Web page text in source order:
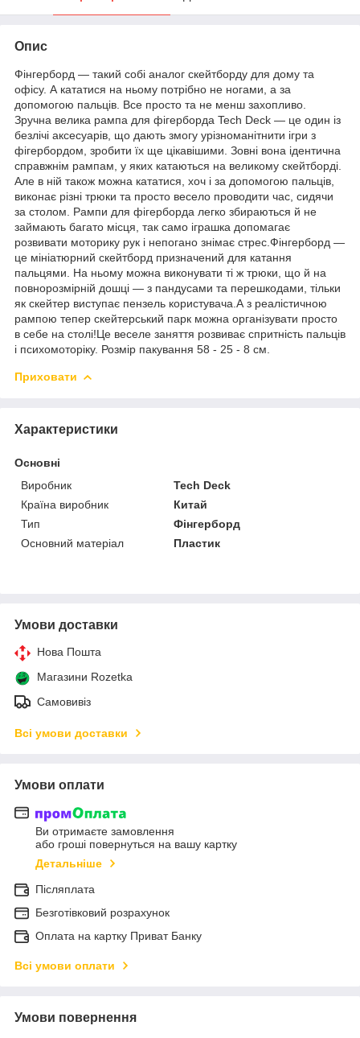
Опис
Фінгерборд — такий собі аналог скейтборду для дому та
офісу. А кататися на ньому потрібно не ногами, а за
допомогою пальців. Все просто та не менш захопливо.
Зручна велика рампа для фігерборда Tech Deck — це один із
безлічі аксесуарів, що дають змогу урізноманітнити ігри з
фігербордом, зробити їх ще цікавішими. Зовні вона ідентична
справжнім рампам, у яких катаються на великому скейтборді.
Але в ній також можна кататися, хоч і за допомогою пальців,
виконає різні трюки та просто весело проводити час, сидячи
за столом. Рампи для фігерборда легко збираються й не
займають багато місця, так само іграшка допомагає
розвивати моторику рук і непогано знімає стрес.Фінгерборд —
це мініатюрний скейтборд призначений для катання
пальцями. На ньому можна виконувати ті ж трюки, що й на
повнорозмірній дошці — з пандусами та перешкодами, тільки
як скейтер виступає пензель користувача.А з реалістичною
рампою тепер скейтерський парк можна організувати просто
в себе на столі!Це веселе заняття розвиває спритність пальців
і психомоторіку. Розмір пакування 58 - 25 - 8 см.
Приховати
Характеристики
Основні
Виробник
Tech Deck
Країна виробник
Китай
Тип
Фінгерборд
Основний матеріал
Пластик
Умови доставки
Нова Пошта
Магазини Rozetka
Самовивіз
Всі умови доставки
Умови оплати
Ви отримаєте замовлення
або гроші повернуться на вашу картку
Детальніше
Післяплата
Безготівковий розрахунок
Оплата на картку Приват Банку
Всі умови оплати
Умови повернення